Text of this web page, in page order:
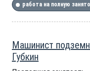
работа на полную
Машинист
Губкин